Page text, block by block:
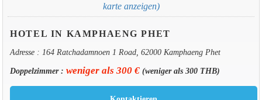
karte anzeigen)
HOTEL IN KAMPHAENG PHET
Adresse : 164 Ratchadamnoen 1 Road, 62000 Kamphaeng Phet
Doppelzimmer : weniger als 300 €(weniger als 300 THB)